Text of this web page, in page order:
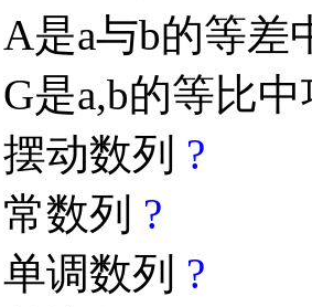
A是a与b的等
G是a,b的等比
摆动数列 ?
常数列 ?
单调数列 ?